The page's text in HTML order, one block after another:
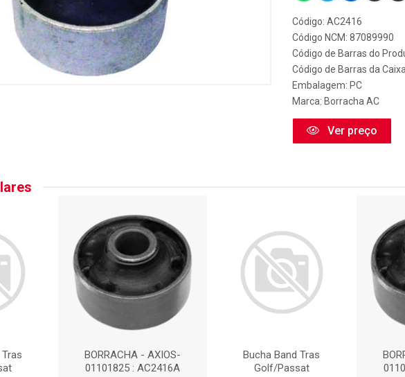
Código: AC2416
Código NCM: 87089990
Código de Barras do
Código de Barras da
Embalagem: PC
Marca: Borracha AC
Ver preço
BORRACHA - AXIOS-
01101825 : AC2416A
Bucha Band Tras
Golf/Passat